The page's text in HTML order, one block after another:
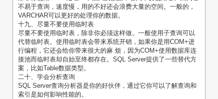
不易于查询，速度慢，用的不好还会浪费大量的空间。一般的，
VARCHAR可以更好的处理你的数据。
十九、尽量不要使用临时表
尽量不要使用临时表，除非你必须这样做。一般使用子查询可以
代替临时表。使用临时表会带来系统开销，如果你是用COM+进
行编程，它还会给你带来很大的麻 烦，因为COM+使用数据库连
接池而临时表却自始至终都存在。SQL Server提供了一些替代方
案，比如Table数据类型。
二十、学会分析查询
SQL Server查询分析器是你的好伙伴，通过它你可以了解查询和
索引是如何影响性能的。